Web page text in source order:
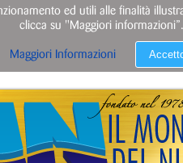
ed utili alle finalità
clicca su "Maggiori informazioni”.
Maggiori Informazioni